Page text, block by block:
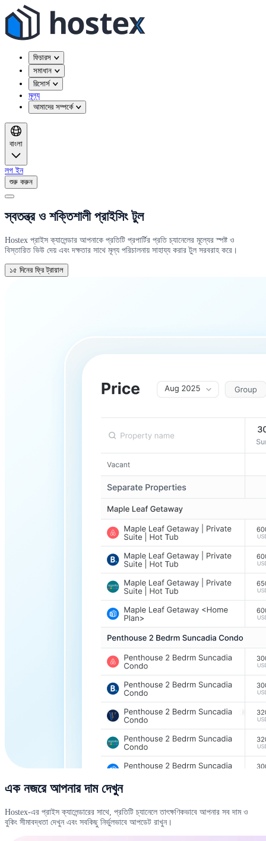
ফিচারস
সমাধান
রিসোর্স
মূল্য
আমাদের সম্পর্কে
বাংলা
লগ ইন
শুরু করুন
স্বতন্ত্র ও শক্তিশালী প্রাইসিং টুল
Hostex প্রাইস ক্যালেন্ডার আপনাকে প্রতিটি প্রপার্টির প্রতি চ্যানেলের মূল্যের স্পষ্ট ও
বিস্তারিত ভিউ দেয় এবং দক্ষতার সাথে মূল্য পরিচালনায় সাহায্য করার টুল সরবরাহ করে।
১৫ দিনের ফ্রি ট্রায়াল
এক নজরে আপনার দাম দেখুন
Hostex-এর প্রাইস ক্যালেন্ডারের সাথে, প্রতিটি চ্যানেলে তাৎক্ষণিকভাবে আপনার সব দাম ও
বুকিং সীমাবদ্ধতা দেখুন এবং সবকিছু নির্ভুলভাবে আপডেট রাখুন।